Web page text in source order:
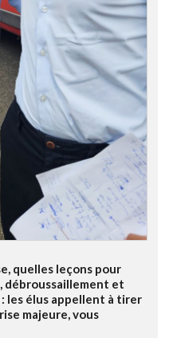
quelles leçons pour
débroussaillement et
les élus appellent à tirer
majeure, vous